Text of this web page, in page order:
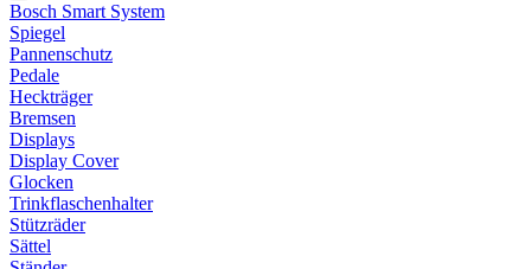
Bosch Smart System
Spiegel
Pannenschutz
Pedale
Heckträger
Bremsen
Displays
Display Cover
Glocken
Trinkflaschenhalter
Stützräder
Sättel